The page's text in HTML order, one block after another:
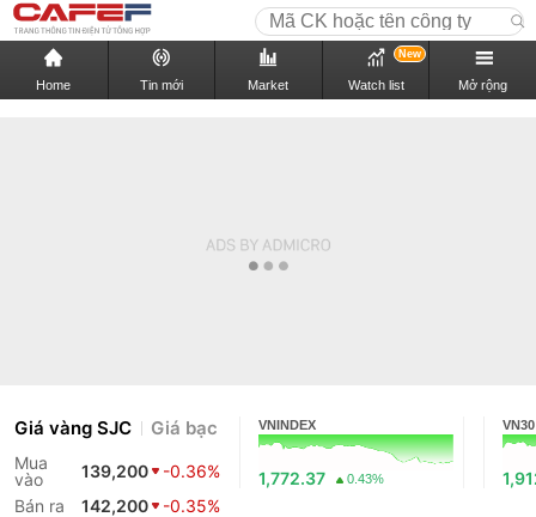
Home Tin mới Market Watch list
New
Mở rộng
Giá vàng SJC Giá bạc
Mua
vào
139,200
-0.36%
Bán ra
142,200 -0.35%
VNINDEX
1,772.37 0.43%
VN30